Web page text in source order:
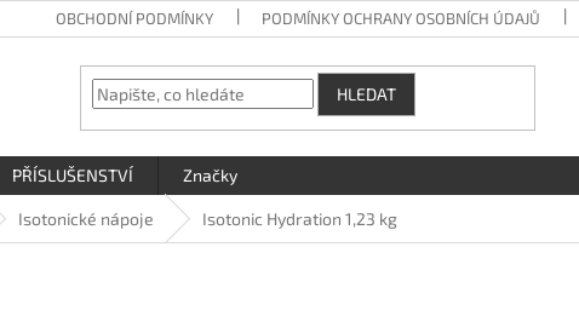
OBCHODNÍ PODMÍNKY PODMÍNKY OCHRANY OSOBNÍCH ÚDAJŮ
HLEDAT
PŘÍSLUŠENSTVÍ Značky
Isotonické nápoje Isotonic Hydration 1,23 kg